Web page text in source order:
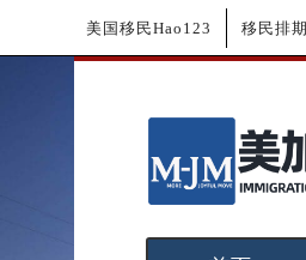
美国移民Hao123 移民排